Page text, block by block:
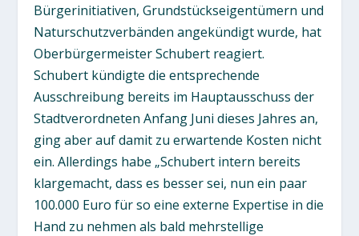
Bürgerinitiativen, Grundstückseigentümern und
Naturschutzverbänden angekündigt wurde, hat
Oberbürgermeister Schubert reagiert.
Schubert kündigte die entsprechende
Ausschreibung bereits im Hauptausschuss der
Stadtverordneten Anfang Juni dieses Jahres an,
ging aber auf damit zu erwartende Kosten nicht
ein. Allerdings habe „Schubert intern bereits
klargemacht, dass es besser sei, nun ein paar
100.000 Euro für so eine externe Expertise in die
Hand zu nehmen als bald mehrstellige